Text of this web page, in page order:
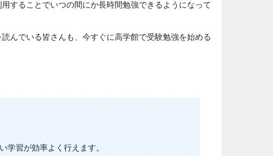
することでいつの間にか長時間勉強できるようになって
んでいる皆さんも、今すぐに高学館で受験勉強を始める
学習が効率よく行えます。